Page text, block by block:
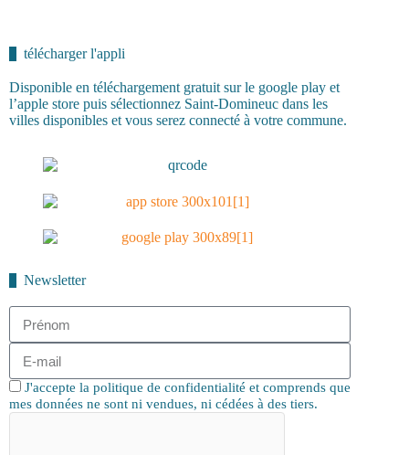
télécharger l'appli
Disponible en téléchargement gratuit sur le google play et
l’apple store puis sélectionnez Saint-Domineuc dans les
villes disponibles et vous serez connecté à votre commune.
Newsletter
J'accepte la politique de confidentialité et comprends que
mes données ne sont ni vendues, ni cédées à des tiers.